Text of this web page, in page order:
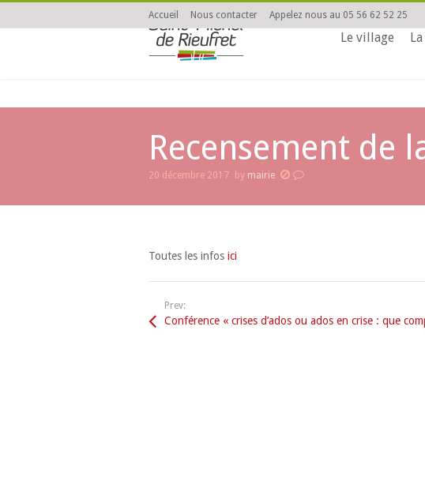
Accueil Nous contacter Appelez nous au 05 56 62 52 25
Le village
Recensement de
20 décembre 2017 by mairie
Toutes les infos ici
Prev: